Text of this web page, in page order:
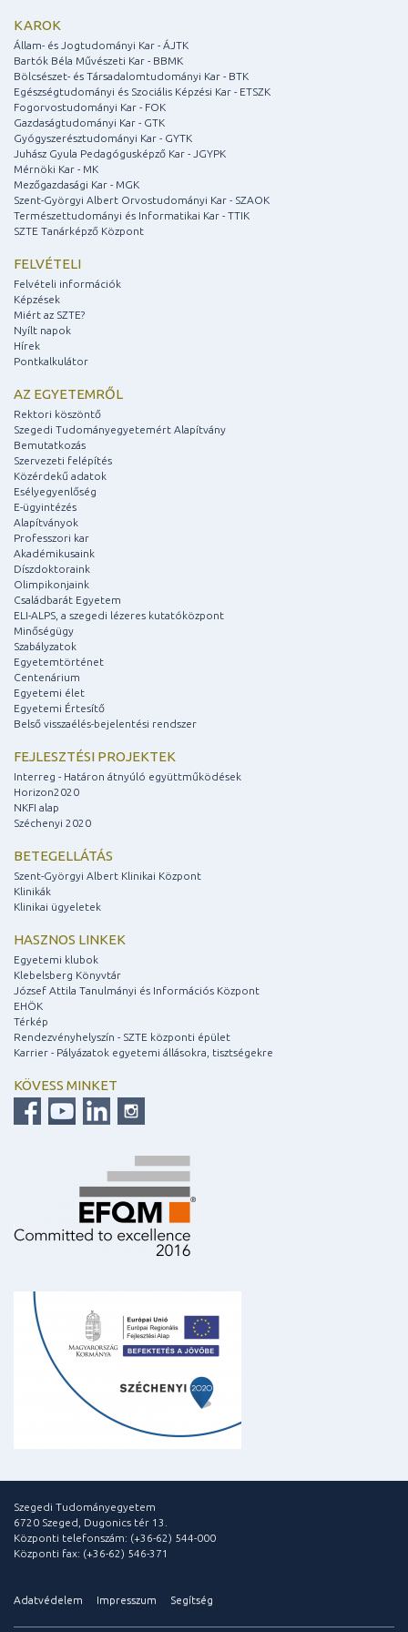
KAROK
Állam- és Jogtudományi Kar - ÁJTK
Bartók Béla Művészeti Kar - BBMK
Bölcsészet- és Társadalomtudományi Kar - BTK
Egészségtudományi és Szociális Képzési Kar - ETSZK
Fogorvostudományi Kar - FOK
Gazdaságtudományi Kar - GTK
Gyógyszerésztudományi Kar - GYTK
Juhász Gyula Pedagógusképző Kar - JGYPK
Mérnöki Kar - MK
Mezőgazdasági Kar - MGK
Szent-Györgyi Albert Orvostudományi Kar - SZAOK
Természettudományi és Informatikai Kar - TTIK
SZTE Tanárképző Központ
FELVÉTELI
Felvételi információk
Képzések
Miért az SZTE?
Nyílt napok
Hírek
Pontkalkulátor
AZ EGYETEMRŐL
Rektori köszöntő
Szegedi Tudományegyetemért Alapítvány
Bemutatkozás
Szervezeti felépítés
Közérdekű adatok
Esélyegyenlőség
E-ügyintézés
Alapítványok
Professzori kar
Akadémikusaink
Díszdoktoraink
Olimpikonjaink
Családbarát Egyetem
ELI-ALPS, a szegedi lézeres kutatóközpont
Minőségügy
Szabályzatok
Egyetemtörténet
Centenárium
Egyetemi élet
Egyetemi Értesítő
Belső visszaélés-bejelentési rendszer
FEJLESZTÉSI PROJEKTEK
Interreg - Határon átnyúló együttműködések
Horizon2020
NKFI alap
Széchenyi 2020
BETEGELLÁTÁS
Szent-Györgyi Albert Klinikai Központ
Klinikák
Klinikai ügyeletek
HASZNOS LINKEK
Egyetemi klubok
Klebelsberg Könyvtár
József Attila Tanulmányi és Információs Központ
EHÖK
Térkép
Rendezvényhelyszín - SZTE központi épület
Karrier - Pályázatok egyetemi állásokra, tisztségekre
KÖVESS MINKET
Szegedi Tudományegyetem
6720 Szeged, Dugonics tér 13.
Központi telefonszám: (+36-62) 544-000
Központi fax: (+36-62) 546-371
Adatvédelem Impresszum Segítség